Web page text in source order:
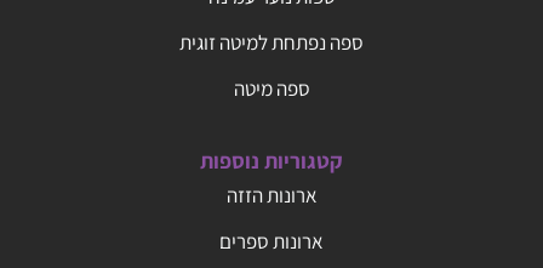
ספה נפתחת למיטה זוגית
ספה מיטה
קטגוריות נוספות
ארונות הזזה
ארונות ספרים